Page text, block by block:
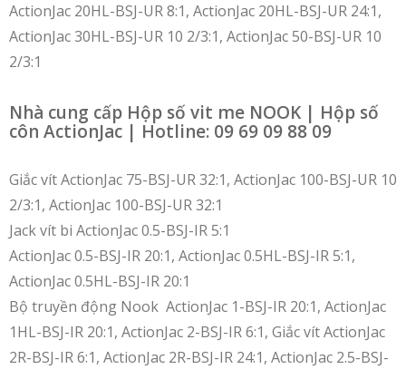
ActionJac 20HL-BSJ-UR 8:1, ActionJac 20HL-BSJ-UR 24:1,
ActionJac 30HL-BSJ-UR 10 2/3:1, ActionJac 50-BSJ-UR 10
2/3:1
Nhà cung cấp Hộp số vit me NOOK | Hộp số
côn ActionJac | Hotline: 09 69 09 88 09
Giắc vít ActionJac 75-BSJ-UR 32:1, ActionJac 100-BSJ-UR 10
2/3:1, ActionJac 100-BSJ-UR 32:1
Jack vít bi ActionJac 0.5-BSJ-IR 5:1
ActionJac 0.5-BSJ-IR 20:1, ActionJac 0.5HL-BSJ-IR 5:1,
ActionJac 0.5HL-BSJ-IR 20:1
Bộ truyền động Nook ActionJac 1-BSJ-IR 20:1, ActionJac
1HL-BSJ-IR 20:1, ActionJac 2-BSJ-IR 6:1, Giắc vít ActionJac
2R-BSJ-IR 6:1, ActionJac 2R-BSJ-IR 24:1, ActionJac 2.5-BSJ-